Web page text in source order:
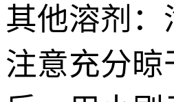
其他溶剂
注意充分晾